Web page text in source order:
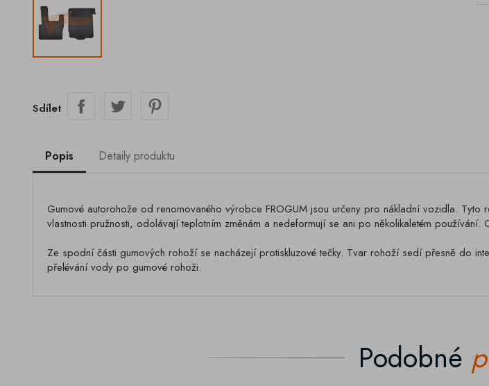
Sdílet
Popis Detaily produktu
Gumové autorohože od renomovaného výrobce FROGUM jsou určeny pro nákladní vozidla.
vlastnosti pružnosti, odolávají teplotním změnám a nedeformují se ani po několikaletém
Ze spodní části gumových rohoží se nacházejí protiskluzové tečky. Tvar rohoží sedí přesně do
přelévání vody po gumové rohoži.
Podobné